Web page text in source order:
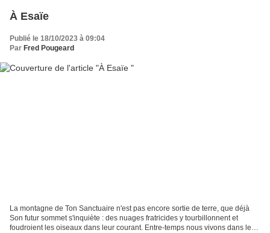
À Esaïe
Publié le 18/10/2023 à 09:04
Par Fred Pougeard
La montagne de Ton Sanctuaire n'est pas encore sortie de terre, que déjà
Son futur sommet s'inquiète : des nuages fratricides y tourbillonnent et
foudroient les oiseaux dans leur courant. Entre-temps nous vivons dans les